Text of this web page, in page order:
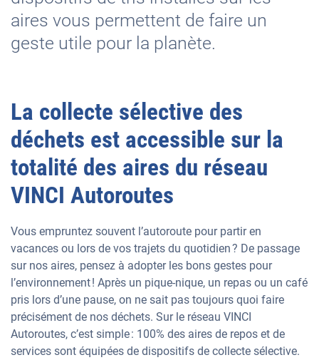
aires vous permettent de faire un
geste utile pour la planète.
La collecte sélective des
déchets est accessible sur la
totalité des aires du réseau
VINCI Autoroutes
Vous empruntez souvent l’autoroute pour partir en
vacances ou lors de vos trajets du quotidien ? De passage
sur nos aires, pensez à adopter les bons gestes pour
l’environnement ! Après un pique-nique, un repas ou un café
pris lors d’une pause, on ne sait pas toujours quoi faire
précisément de nos déchets. Sur le réseau VINCI
Autoroutes, c’est simple : 100% des aires de repos et de
services sont équipées de dispositifs de collecte sélective.